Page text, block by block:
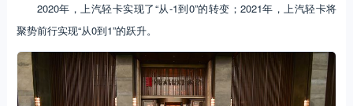
2020年，上汽轻卡实现了“从-1到0”的转变；2021年，上汽轻卡将
聚势前行实现“从0到1”的跃升。